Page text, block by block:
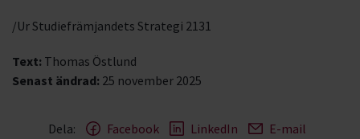
/Ur Studiefrämjandets Strategi 2131
Text: Thomas Östlund
Senast ändrad: 25 november 2025
Dela: Facebook LinkedIn E-mail